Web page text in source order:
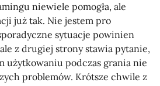
niewiele pomogła, ale
już tak. Nie jestem pro
sytuacje powinien
z drugiej strony stawia pytanie,
użytkowaniu podczas grania nie
problemów. Krótsze chwile z